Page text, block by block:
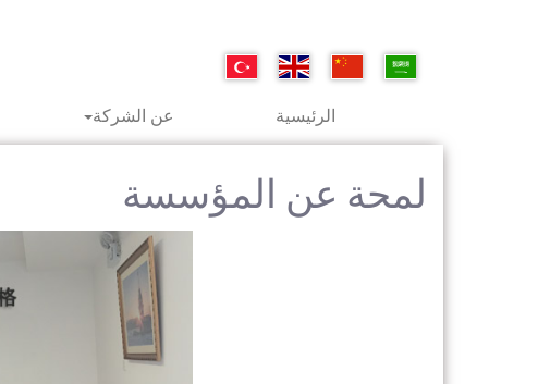
الرئيسية عن الشركة
لمحة عن المؤسسة